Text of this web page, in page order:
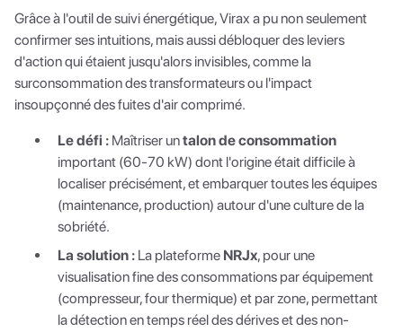
Grâce à l'outil de suivi énergétique, Virax a pu non seulement
confirmer ses intuitions, mais aussi débloquer des leviers
d'action qui étaient jusqu'alors invisibles, comme la
surconsommation des transformateurs ou l'impact
insoupçonné des fuites d'air comprimé.
Le défi : Maîtriser untalon de consommation
important (60-70 kW) dont l'origine était difficile à
localiser précisément, et embarquer toutes les équipes
(maintenance, production) autour d'une culture de la
sobriété.
La solution : La plateforme NRJx, pour une
visualisation fine des consommations par équipement
(compresseur, four thermique) et par zone, permettant
la détection en temps réel des dérives et des non-